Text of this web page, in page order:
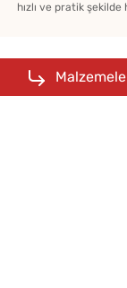
hızlı ve pratik